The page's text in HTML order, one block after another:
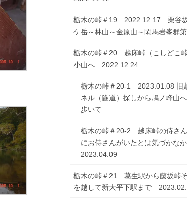
栃木の峠＃19 2022.12.17 栗谷
ケ岳～林山～金原山～閑馬岩峯群
栃木の峠＃20 越床峠（こしどこ
小山へ 2022.12.24
栃木の峠＃20-1 2023.01.08 旧
ネル（隧道）探しから鳩ノ峰山
歩いて
栃木の峠＃20-2 越床峠の侍さ
にお侍さんがいたとは気づかな
2023.04.09
栃木の峠＃21 葛生駅から藤坂峠
を越して新大平下駅まで